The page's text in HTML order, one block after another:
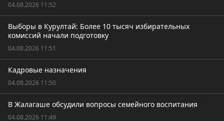
04.08.2026 11:52
Выборы в Курултай: Более 10 тысяч избирательных
комиссий начали подготовку
04.08.2026 11:51
Кадровые назначения
04.08.2026 11:50
В Жалагаше обсудили вопросы семейного воспитания
04.08.2026 11:49